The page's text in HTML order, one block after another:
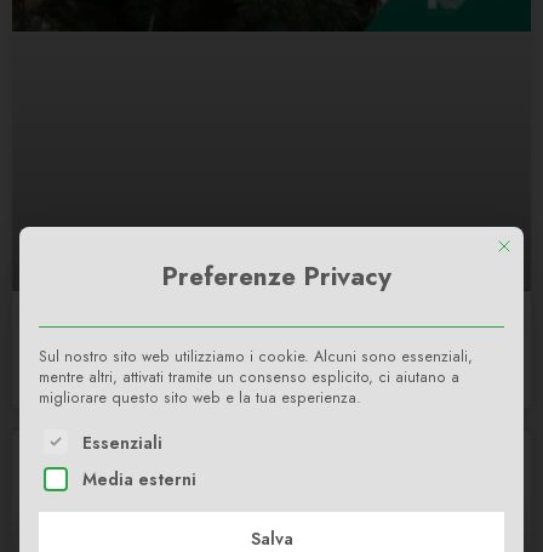
Buon Natale
LEGGI DI PIÙ »
This
Preferenze Privacy
Sul nostro sito web utilizziamo i cookie. Alcuni sono essenziali,
mentre altri, attivati tramite un consenso esplicito, ci aiutano a
migliorare questo sito web e la tua esperienza.
The following is a list of service groups for which consent
Essenziali
Media esterni
Salva